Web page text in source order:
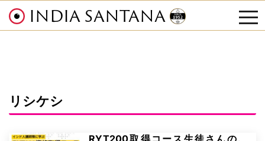
INDIA SANTANA
リシケシ
RYT200取得コース生徒さんの、